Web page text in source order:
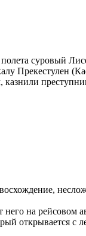
суровый
восхождение,
на рейсовом
открывается